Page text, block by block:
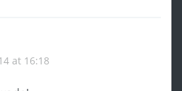
at 16:18